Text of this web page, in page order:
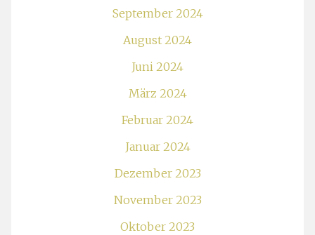
September 2024
August 2024
Juni 2024
März 2024
Februar 2024
Januar 2024
Dezember 2023
November 2023
Oktober 2023